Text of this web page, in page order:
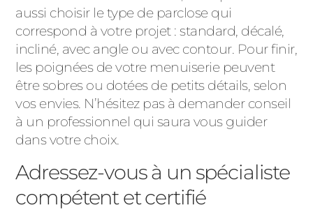
aussi choisir le type de parclose qui
correspond à votre projet : standard, décalé,
incliné, avec angle ou avec contour. Pour finir,
les poignées de votre menuiserie peuvent
être sobres ou dotées de petits détails, selon
vos envies. N’hésitez pas à demander conseil
à un professionnel qui saura vous guider
dans votre choix.
Adressez-vous à un spécialiste
compétent et certifié